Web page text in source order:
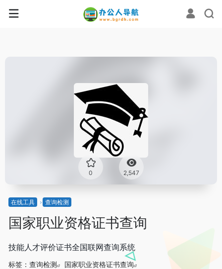
0 2,547
在线工具 查询检测
国家职业资格证书查询
技能人才评价证书全国联网查询系统
标签： 查询检测 国家职业资格证书查询